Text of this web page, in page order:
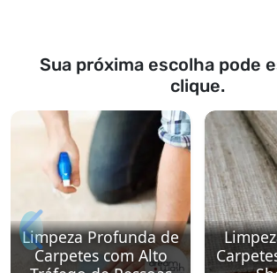
Sua próxima escolha pode
clique.
Limpeza Profunda de
Carpetes com Alto